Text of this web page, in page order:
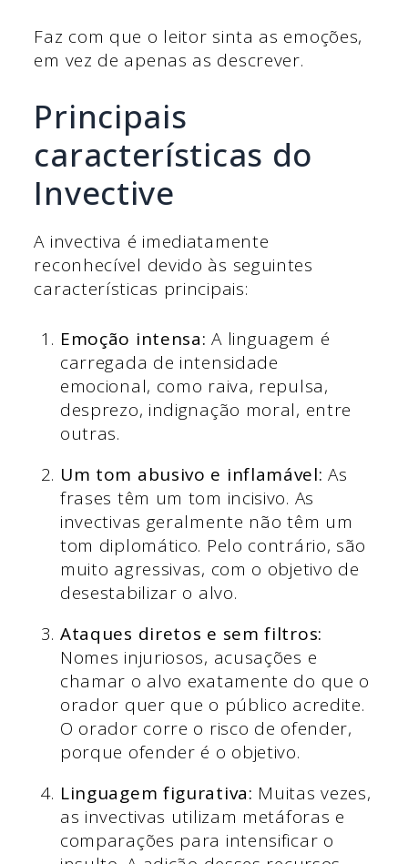
Faz com que o leitor sinta as emoções,
em vez de apenas as descrever.
Principais
características do
Invective
A invectiva é imediatamente
reconhecível devido às seguintes
características principais:
Emoção intensa: A linguagem é
carregada de intensidade
emocional, como raiva, repulsa,
desprezo, indignação moral, entre
outras.
Um tom abusivo e inflamável: As
frases têm um tom incisivo. As
invectivas geralmente não têm um
tom diplomático. Pelo contrário, são
muito agressivas, com o objetivo de
desestabilizar o alvo.
Ataques diretos e sem filtros:
Nomes injuriosos, acusações e
chamar o alvo exatamente do que o
orador quer que o público acredite.
O orador corre o risco de ofender,
porque ofender é o objetivo.
Linguagem figurativa: Muitas vezes,
as invectivas utilizam metáforas e
comparações para intensificar o